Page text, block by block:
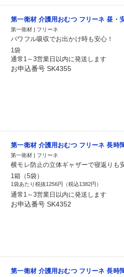
第一衛材 介護用おむつ フリーネ 昼・
第一衛材 | フリーネ
パワフル吸収でお出かけ時も安心！
1袋
通常1～3営業日以内に発送します
お申込番号 SK4355
第一衛材 介護用おむつ フリーネ 長時
第一衛材 | フリーネ
横モレ防止の立体ギャザーで寝返りも
1箱（5袋）
1袋あたり税抜1256円（税込1382円）
通常1～3営業日以内に発送します
お申込番号 SK4352
第一衛材 介護用おむつ フリーネ 長時